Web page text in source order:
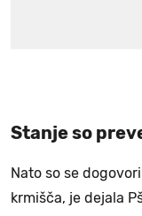
Stanje so
Nato so se
krmišča, je dejala